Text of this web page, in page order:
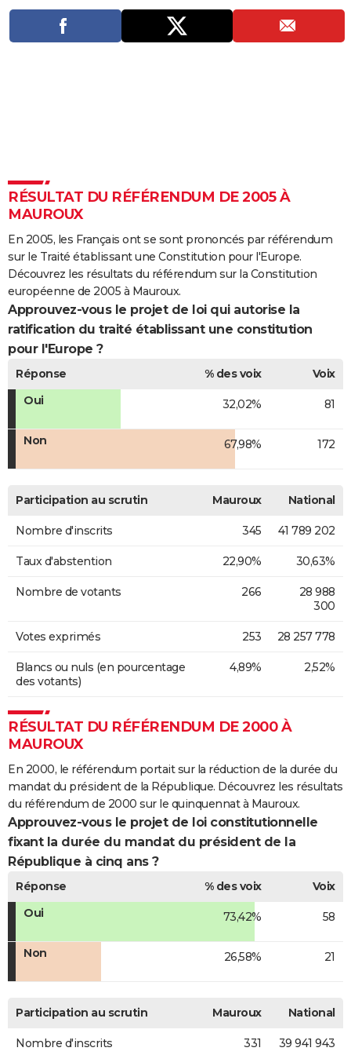
Destinations
City break
Voyage nature
Voyage de noces
Climat
PROGRAMME TV
COPAINS D'AVANT
S'inscrire
Se connecter
Lycées
Collèges
Primaires
Universités
Entreprises
Service militaire
Avis de recherche
AVIS DE DÉCÈS
FORUM
Bricolage
Lifestyle
Culture
Auto
Television
Voyage
Cinema
RÉSULTAT DU RÉFÉRENDUM DE 2005 À
MAUROUX
En 2005, les Français ont se sont prononcés par référendum
sur le Traité établissant une Constitution pour l'Europe.
Découvrez les résultats du référendum sur la Constitution
européenne de 2005 à Mauroux.
Approuvez-vous le projet de loi qui autorise la
ratification du traité établissant une constitution
pour l'Europe ?
Réponse % des voix
Voix
Oui
32,02% 81
Non 67,98% 172
Participation au scrutin Mauroux National
Nombre d'inscrits 345 41 789 202
Taux d'abstention 22,90% 30,63%
Nombre de votants 266
28 988
300
Votes exprimés 253 28 257 778
Blancs ou nuls (en pourcentage
des votants)
4,89% 2,52%
RÉSULTAT DU RÉFÉRENDUM DE 2000 À
MAUROUX
En 2000, le référendum portait sur la réduction de la durée du
mandat du président de la République. Découvrez les résultats
du référendum de 2000 sur le quinquennat à Mauroux.
Approuvez-vous le projet de loi constitutionnelle
fixant la durée du mandat du président de la
République à cinq ans ?
Réponse % des voix
Voix
Oui
73,42% 58
Non 26,58% 21
Participation au scrutin Mauroux National
Nombre d'inscrits 331 39 941 943